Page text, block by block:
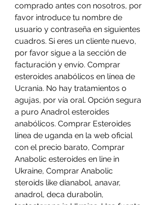
comprado antes con nosotros, por
favor introduce tu nombre de
usuario y contraseña en siguientes
cuadros. Si eres un cliente nuevo,
por favor sigue a la sección de
facturación y envío. Comprar
esteroides anabólicos en línea de
Ucrania. No hay tratamientos o
agujas, por vía oral. Opción segura
a puro Anadrol esteroides
anabólicos. Comprar Esteroides
línea de uganda en la web oficial
con el precio barato, Comprar
Anabolic esteroides en line in
Ukraine, Comprar Anabolic
steroids like dianabol, anavar,
anadrol, deca durabolin,